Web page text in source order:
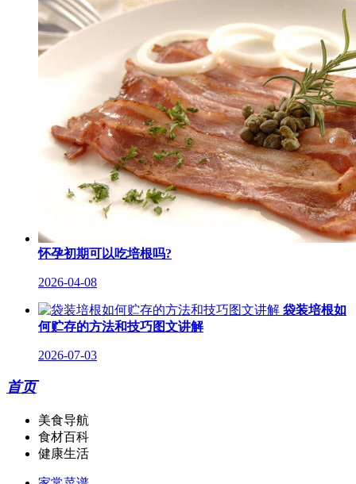
怀孕初期可以吃培根吗?
2026-04-08
袋装培根如
何贮存的方法和技巧图文讲解
2026-07-03
首页
美食导航
食材百科
健康生活